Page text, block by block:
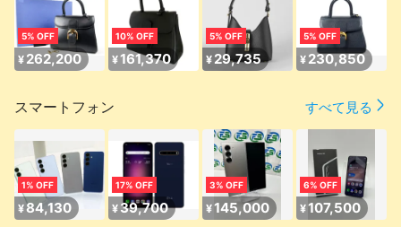
5% OFF
¥ 262,200
10% OFF
¥161,370
5% OFF
¥ 29,735
5% OFF
¥ 230,850
スマートフォン すべて見る
1% OFF
¥84,130
17% OFF
¥ 39,700
3% OFF
¥145,000
6% OFF
¥107,500